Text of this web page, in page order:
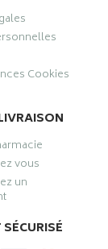
Cookies
vous
un